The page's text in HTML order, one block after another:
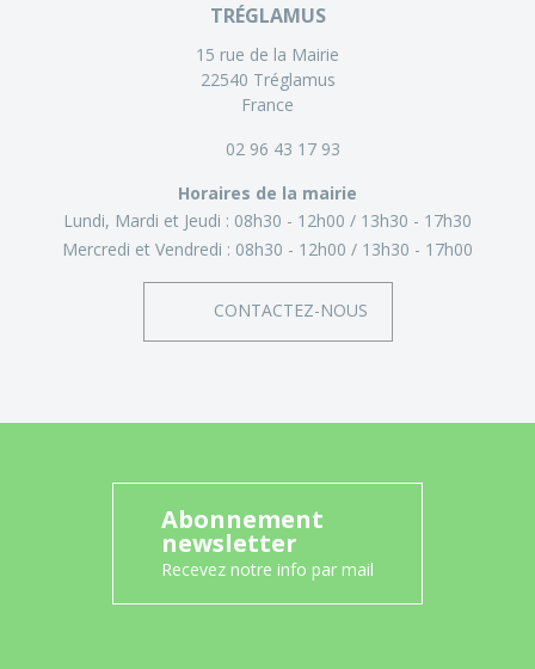
TRÉGLAMUS
15 rue de la Mairie
22540 Tréglamus
France
02 96 43 17 93
Horaires de la mairie
Lundi, Mardi et Jeudi : 08h30 - 12h00
13h30 - 17h30
Mercredi et Vendredi : 08h30 - 12h00 13h30 - 17h00
CONTACTEZ-NOUS
Abonnement
newsletter
Recevez notre info par mail